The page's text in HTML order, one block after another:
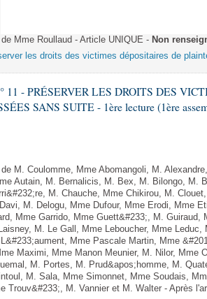
Mme Roullaud - Article UNIQUE - Non
les droits des victimes dépositaires de
11 - PRÉSERVER LES DROITS DES
SANS SUITE - 1ère lecture (1ère
M. Coulomme, Mme Abomangoli, M.
Autain, M. Bernalicis, M. Bex, M. Bilongo, M.
M. Chauche, Mme Chikirou, M.
M. Delogu, Mme Dufour, Mme Erodi, Mme
Mme Garrido, Mme Guett&#233;, M.
M. Le Gall, Mme Leboucher, Mme
Mme Pascale Martin, Mme
Maximi, Mme Manon Meunier, M. Nilor, Mme
M. Portes, M. Prud&apos;homme, M.
M. Sala, Mme Simonnet, Mme Soudais,
Trouv&#233;, M. Vannier et M. Walter - Après